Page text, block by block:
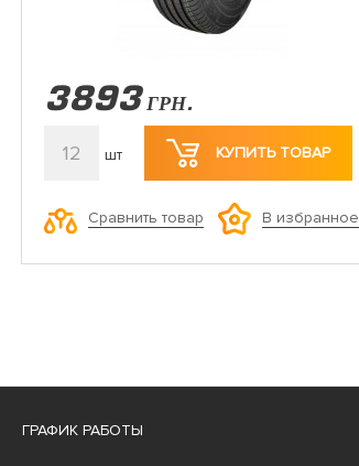
3893 ГРН.
12 шт КУПИТЬ ТОВАР
Сравнить товар В избранное
ГРАФИК РАБОТЫ